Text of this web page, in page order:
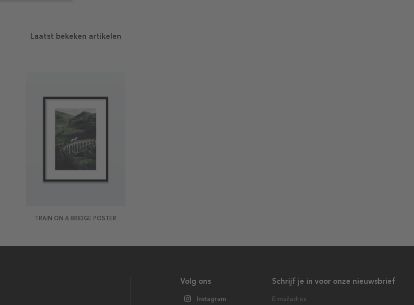
Laatst bekeken artikelen
TRAIN ON A BRIDGE POSTER
Schrijf je in voor onze nieuwsbrief
E-mailadres
Volg ons
Instagram